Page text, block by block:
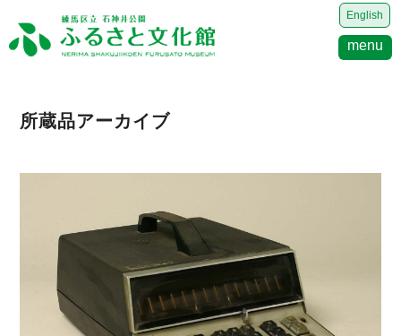
English
menu
所蔵品アーカイブ